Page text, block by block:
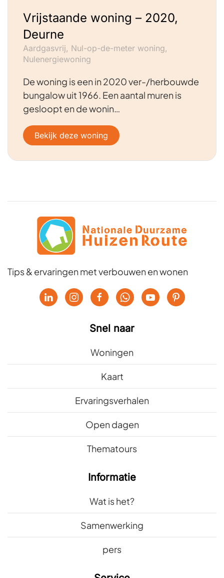
Vrijstaande woning – 2020,
Deurne
Aardgasvrij, Nul-op-de-meter woning,
Nulenergiewoning
De woning is een in 2020 ver-/herbouwde
bungalow uit 1966. Een aantal muren is
gesloopt en de wonin…
Bekijk deze woning
Tips & ervaringen met verbouwen en wonen
Snel naar
Woningen
Kaart
Ervaringsverhalen
Open dagen
Thematours
Informatie
Wat is het?
Samenwerking
pers